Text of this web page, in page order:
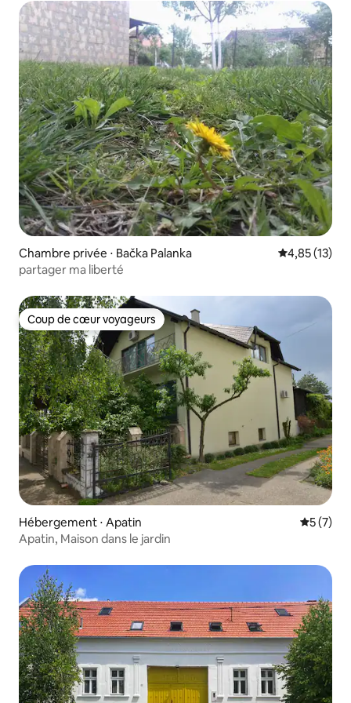
Chambre privée ⋅ Bačka Palanka Évaluation
4,85 (13)
partager ma liberté
Coup de cœur voyageurs
Coup de cœur voyageurs
Hébergement ⋅ Apatin
5 (7)
Apatin, Maison dans le jardin